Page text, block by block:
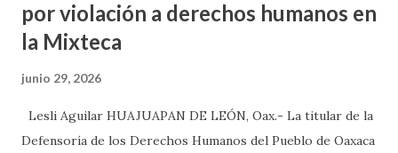
por violación a derechos humanos en
la Mixteca
junio 29, 2026
Lesli Aguilar HUAJUAPAN DE LEÓN, Oax.- La titular de la
Defensoría de los Derechos Humanos del Pueblo de Oaxaca